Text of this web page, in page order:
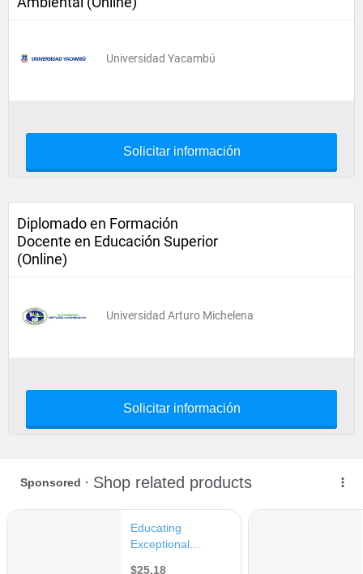
Universidad Yacambú
Solicitar información
Diplomado en Formación
Docente en Educación Superior
(Online)
Universidad Arturo Michelena
Solicitar información